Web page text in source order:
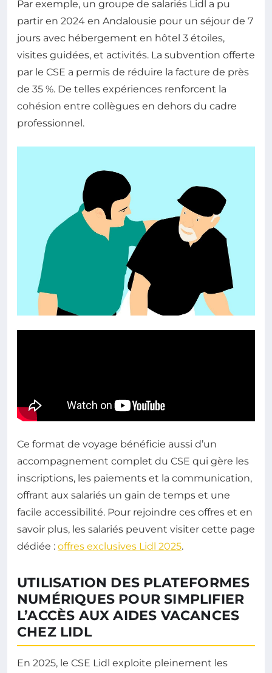
Par exemple, un groupe de salariés Lidl a pu
partir en 2024 en Andalousie pour un séjour de 7
jours avec hébergement en hôtel 3 étoiles,
visites guidées, et activités. La subvention offerte
par le CSE a permis de réduire la facture de près
de 35 %. De telles expériences renforcent la
cohésion entre collègues en dehors du cadre
professionnel.
Ce format de voyage bénéficie aussi d’un
accompagnement complet du CSE qui gère les
inscriptions, les paiements et la communication,
offrant aux salariés un gain de temps et une
facile accessibilité. Pour rejoindre ces offres et en
savoir plus, les salariés peuvent visiter cette page
dédiée : offres exclusives Lidl 2025.
UTILISATION DES PLATEFORMES
NUMÉRIQUES POUR SIMPLIFIER
L’ACCÈS AUX AIDES VACANCES
CHEZ LIDL
En 2025, le CSE Lidl exploite pleinement les